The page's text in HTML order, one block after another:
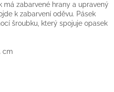
má zabarvené hrany a upravený
k zabarvení oděvu. Pásek
šroubku, který spojuje opasek
cm